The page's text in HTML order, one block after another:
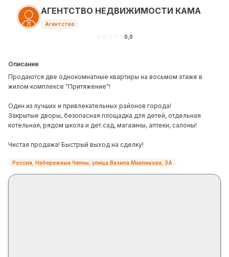
АГЕНТСТВО НЕДВИЖИМОСТИ КАМА
Агентство
0,0
Описание
Продаются две однокомнатные квартиры на восьмом этаже в
жилом комплексе "Притяжение"!
Один из лучших и привлекательных районов города!
Закрытые дворы, безопасная площадка для детей, отдельная
котельная, рядом школа и дет.сад, магазины, аптеки, салоны!
Чистая продажа! Быстрый выход на сделку!
Россия, Набережные Челны, улица Вазила Мавликова, 3А